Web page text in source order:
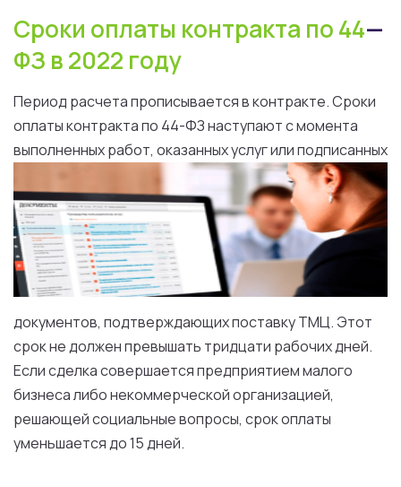
Сроки оплаты контракта по44—
ФЗ в2022 году
Период расчетапрописываетсявконтракте.Сроки
оплаты контракта по 44-ФЗнаступаютсмомента
выполненныхработ, оказанныхуслугилиподписанных
документов, подтверждающихпоставкуТМЦ. Этот
срокнедолженпревышать тридцати рабочихдней.
Еслисделка совершается предприятиеммалого
бизнесалибонекоммерческойорганизацией,
решающей социальныевопросы, срокоплаты
уменьшаетсядо15дней.